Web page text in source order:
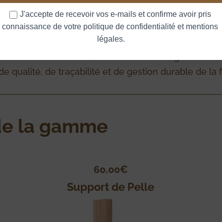
de développement durable, valorisant
en circuit court, tous les bois Le Régal sont
qualité, de traçabilité et de gestion durable de la
la gamme
60,00€
Support de Pelle
J'accepte de recevoir vos e-mails et confirme avoir pris
connaissance de votre politique de confidentialité et mentions
légales.